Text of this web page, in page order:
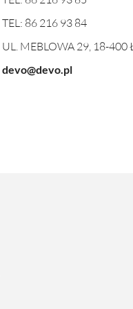
TEL: 86 216 93 84
UL. MEBLOWA 29, 18-400
devo@devo.pl